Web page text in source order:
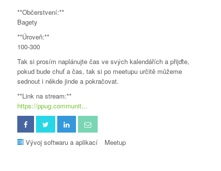
**Občerstvení:**
Bagety
**Úroveň:**
100-300
Tak si prosím naplánujte čas ve svých kalendářích a přijďte,
pokud bude chuť a čas, tak si po meetupu určitě můžeme
sednout i někde jinde a pokračovat.
**Link na stream:**
https://ppug.communit...
Vývoj softwaru a aplikací Meetup